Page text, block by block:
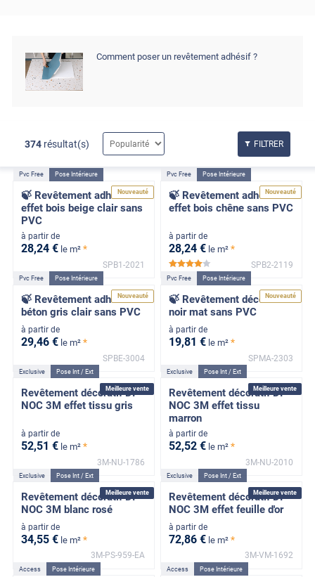
Comment poser un revêtement adhésif ?
374 résultat(s) FILTRER
Nouveauté
Pvc Free Pose Intérieure
🍃 Revêtement adhésif
effet bois beige clair sans
PVC
à partir de
28,24 € le m² *
SPB1-2021
Nouveauté
Pvc Free Pose Intérieure
🍃 Revêtement adhésif
effet bois chêne sans PVC
à partir de
28,24 € le m² *
*****
SPB2-2119
Nouveauté
Pvc Free Pose Intérieure
🍃 Revêtement adhésif
béton gris clair sans PVC
à partir de
29,46 € le m² *
SPBE-3004
Nouveauté
Pvc Free Pose Intérieure
🍃 Revêtement décoratif
noir mat sans PVC
à partir de
19,81 € le m² *
SPMA-2303
Meilleure vente
Exclusive Pose Int / Ext
Revêtement décoratif DI-
NOC 3M effet tissu gris
à partir de
52,51 € le m² *
3M-NU-1786
Meilleure vente
Exclusive Pose Int / Ext
Revêtement décoratif DI-
NOC 3M effet tissu
marron
à partir de
52,52 € le m² *
3M-NU-2010
Meilleure vente
Exclusive Pose Int / Ext
Revêtement décoratif DI-
NOC 3M blanc rosé
à partir de
34,55 € le m² *
3M-PS-959-EA
Meilleure vente
Exclusive Pose Int / Ext
Revêtement décoratif DI-
NOC 3M effet feuille d'or
à partir de
72,86 € le m² *
3M-VM-1692
Access Pose Intérieure Access Pose Intérieure